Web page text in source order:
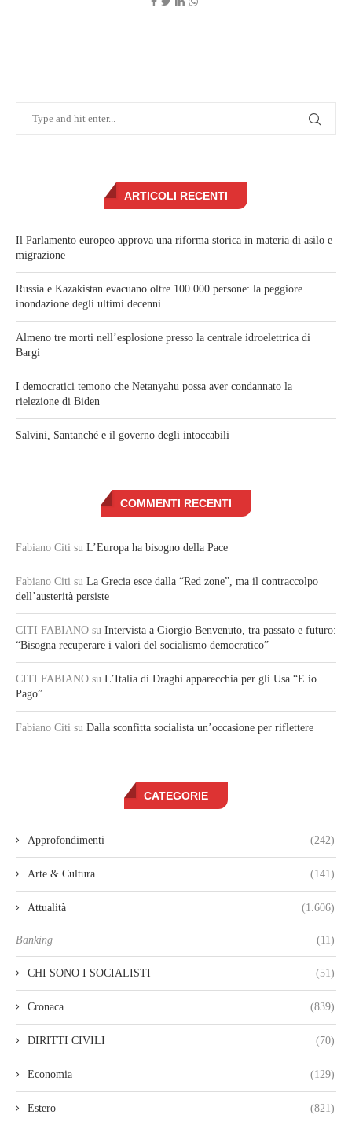
ARTICOLI RECENTI
Il Parlamento europeo approva una riforma storica in materia di asilo e
migrazione
Russia e Kazakistan evacuano oltre 100.000 persone: la peggiore
inondazione degli ultimi decenni
Almeno tre morti nell’esplosione presso la centrale idroelettrica di
Bargi
I democratici temono che Netanyahu possa aver condannato la
rielezione di Biden
Salvini, Santanché e il governo degli intoccabili
COMMENTI RECENTI
Fabiano Citi su L’Europa ha bisogno della Pace
Fabiano Citi su La Grecia esce dalla “Red zone”, ma il contraccolpo
dell’austerità persiste
CITI FABIANO su Intervista a Giorgio Benvenuto, tra passato e futuro:
“Bisogna recuperare i valori del socialismo democratico”
CITI FABIANO su L’Italia di Draghi apparecchia per gli Usa “E io
Pago”
Fabiano Citi su Dalla sconfitta socialista un’occasione per riflettere
CATEGORIE
Approfondimenti (242)
Arte & Cultura (141)
Attualità (1.606)
Banking (11)
CHI SONO I SOCIALISTI (51)
Cronaca (839)
DIRITTI CIVILI (70)
Economia (129)
Estero (821)